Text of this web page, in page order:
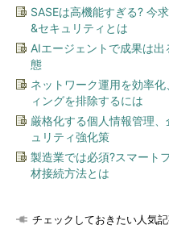
SASEは高機能すぎる? 今
&セキュリティとは
AIエージェントで成果は
態
ネットワーク運用を効率
ィングを排除するには
厳格化する個人情報管理
ュリティ強化策
製造業では必須?スマート
材接続方法とは
チェックしておきたい人気